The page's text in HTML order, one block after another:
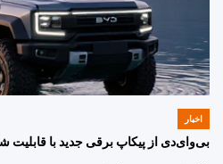
POSTED
اخبار
بی‌وای‌دی از پیکاپ برقی جدید با قابلیت